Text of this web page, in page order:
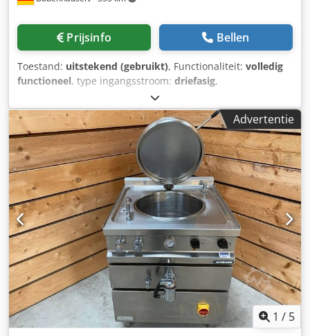
Prijsinfo Bellen
Toestand: uitstekend (gebruikt), Functionaliteit: volledig
functioneel, type ingangsstroom: driefasig,
, elektrische zekering:
ingangsfrequentie:50 Hz, totale lengte:900 mm, totale
breedte:
800 mm, Kantelbare bakpan Bartscher 75/10
Uitvoering in roestvrij staal Temperatuurbereik ca.: 100 tot
285 °C instelbaar Kantelmechanisme handmatig
Afmetingen ca.: 800 x 800 x 900 mm (BxDxH) Aansluiting:
32A-CEE stekker Dcjdpfx Adjzbz E Aopjk Gebruikt apparaat
(Nieuwprijs: € 6.282)
Advertentie
1 / 5